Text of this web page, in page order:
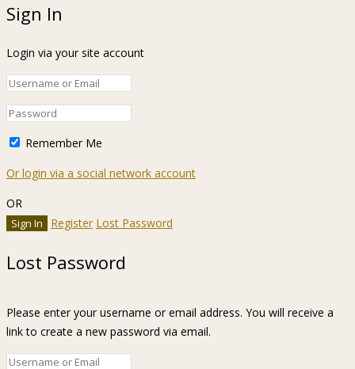
Sign In
Login via your site account
Remember Me
Or login via a social network account
OR
Register Lost Password
Lost Password
Please enter your username or email address. You will receive a
link to create a new password via email.